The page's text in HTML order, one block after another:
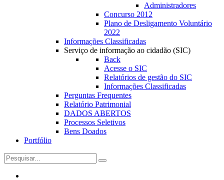
Administradores
Concurso 2012
Plano de Desligamento Voluntário
2022
Informações Classificadas
Serviço de informação ao cidadão (SIC)
Back
Acesse o SIC
Relatórios de gestão do SIC
Informações Classificadas
Perguntas Frequentes
Relatório Patrimonial
DADOS ABERTOS
Processos Seletivos
Bens Doados
Portfólio